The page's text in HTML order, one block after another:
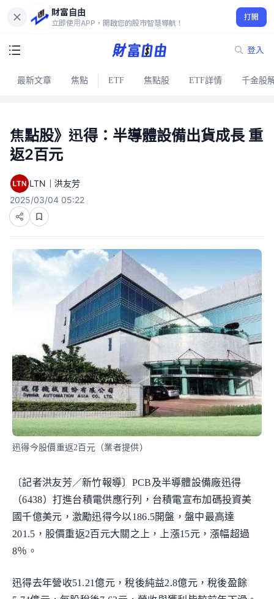
財富自由
立即使用APP，開啟您的股市智慧導航！
打開
登入
最新文章 焦點 ETF 焦點股 ETF詳情 千金股
焦點股》迅得：半導體設備出貨成長 重
返2百元
LTN｜洪友芳
2025/03/04 05:22
迅得今股價重返2百元（業者提供）
〔記者洪友芳／新竹報導〕PCB及半導體設備廠迅得
（6438）打進台積電供應行列，台積電宣布加碼投資美
國千億美元，激勵迅得今以186.5開盤，盤中最高達
201.5，股價重返2百元大關之上，上漲15元，漲幅超過
8％。
迅得去年營收51.21億元，稅後純益2.8億元，稅後盈餘